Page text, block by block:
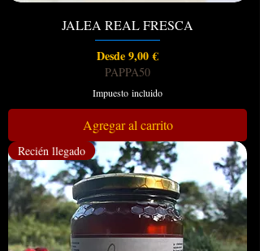
JALEA REAL FRESCA
Desde9,00 €
Precio de oferta
PAPPA50
Impuesto incluido
Agregar al carrito
Recién llegado